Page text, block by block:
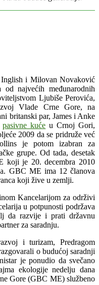
i Milovan Novaković
najvećih međunarodnih
Ljubiše Perovića,
Vlade Crne Gore, na
britanski par, James i Anke
pasivne kuće u Crnoj Gori,
2009 da se pridruže već
je potom izabran za
grupe. Od tada, desetak
koji je 20. decembra 2010
GBC ME ima 12 članova
koji žive u zemlji.
Kancelarijom za održivi
u potpunosti podržava
da razvije i prati državnu
za saradnju.
i turizam, Predragom
o budućoj saradnji
je ponudio da svečano
ekologije nedelju dana
Gore (GBC ME) službeno